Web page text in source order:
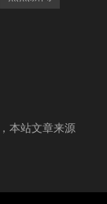
本站文章来源